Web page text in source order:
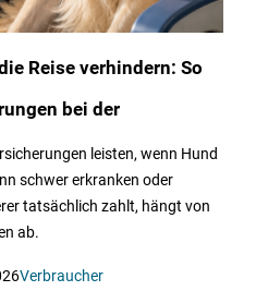
Reise verhindern: So
bei der
leisten, wenn Hund
schwer erkranken oder
tatsächlich zahlt, hängt von
ab.
Verbraucher